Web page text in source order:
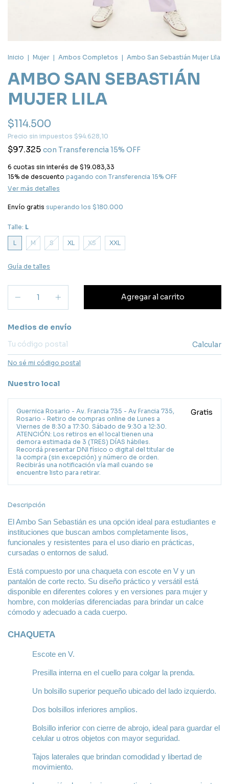
Inicio | Mujer | Ambos Completos | Ambo San Sebastián Mujer Lila
AMBO SAN SEBASTIÁN
MUJER LILA
$114.500
Precio sin impuestos $94.628,10
$97.325 con Transferencia 15% OFF
6 cuotas sin interés de $19.083,33
15% de descuento pagando con Transferencia 15% OFF
Ver más detalles
Envío gratis superando los $180.000
Talle: L
L M S XL XS XXL
Guía de talles
Entregas para el CP:
Medios de envío
Calcular
No sé mi código postal
Nuestro local
Guernica Rosario - Av. Francia 735 - Av Francia 735,
Rosario - Retiro de compras online de Lunes a
Viernes de 8:30 a 17:30. Sábado de 9:30 a 12:30.
ATENCIÓN: Los retiros en el local tienen una
demora estimada de 3 (TRES) DÍAS hábiles.
Recordá presentar DNI físico o digital del titular de
la compra (sin excepción) y número de orden.
Recibirás una notificación vía mail cuando se
encuentre listo para retirar.
Gratis
Descripción
El Ambo San Sebastián es una opción ideal para estudiantes e
instituciones que buscan ambos completamente lisos,
funcionales y resistentes para el uso diario en prácticas,
cursadas o entornos de salud.
Está compuesto por una chaqueta con escote en V y un
pantalón de corte recto. Su diseño práctico y versátil está
disponible en diferentes colores y en versiones para mujer y
hombre, con molderías diferenciadas para brindar un calce
cómodo y adecuado a cada cuerpo.
CHAQUETA
Escote en V.
Presilla interna en el cuello para colgar la prenda.
Un bolsillo superior pequeño ubicado del lado izquierdo.
Dos bolsillos inferiores amplios.
Bolsillo inferior con cierre de abrojo, ideal para guardar el
celular u otros objetos con mayor seguridad.
Tajos laterales que brindan comodidad y libertad de
movimiento.